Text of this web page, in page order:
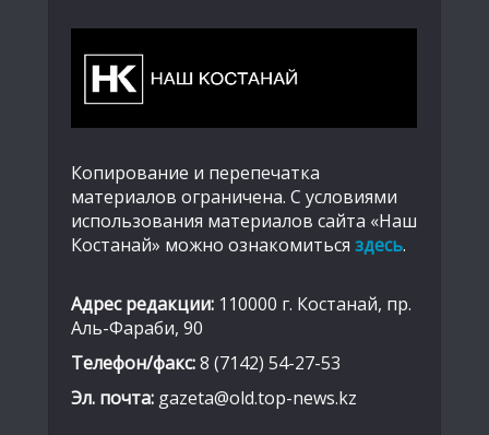
Копирование и перепечатка
материалов ограничена. С условиями
использования материалов сайта «Наш
Костанай» можно ознакомиться здесь.
Адрес редакции: 110000 г. Костанай, пр.
Аль-Фараби, 90
Телефон/факс:8 (7142) 54-27-53
Эл. почта: gazeta@old.top-news.kz